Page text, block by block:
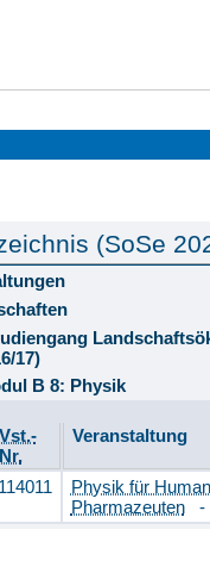
(SoSe
17)
B 8: Physik
Vst.-
Nr.
Veranstaltung
114011
Physik für
Pharmazeuten-